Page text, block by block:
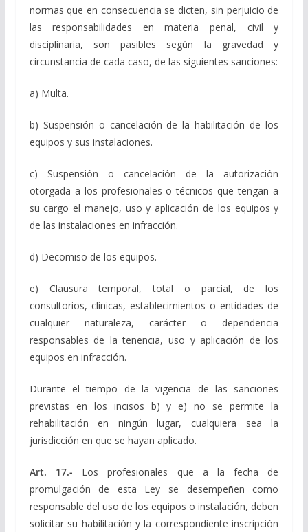
normas que en consecuencia se dicten, sin perjuicio de
las responsabilidades en materia penal, civil y
disciplinaria, son pasibles según la gravedad y
circunstancia de cada caso, de las siguientes sanciones:
a) Multa.
b) Suspensión o cancelación de la habilitación de los
equipos y sus instalaciones.
c) Suspensión o cancelación de la autorización
otorgada a los profesionales o técnicos que tengan a
su cargo el manejo, uso y aplicación de los equipos y
de las instalaciones en infracción.
d) Decomiso de los equipos.
e) Clausura temporal, total o parcial, de los
consultorios, clínicas, establecimientos o entidades de
cualquier naturaleza, carácter o dependencia
responsables de la tenencia, uso y aplicación de los
equipos en infracción.
Durante el tiempo de la vigencia de las sanciones
previstas en los incisos b) y e) no se permite la
rehabilitación en ningún lugar, cualquiera sea la
jurisdicción en que se hayan aplicado.
Art. 17.- Los profesionales que a la fecha de
promulgación de esta Ley se desempeñen como
responsable del uso de los equipos o instalación, deben
solicitar su habilitación y la correspondiente inscripción